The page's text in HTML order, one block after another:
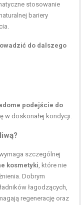
stosowanie
bariery
do dalszego
podejście do
w doskonałej kondycji.
szczególnej
kosmetyki, które nie
Dobrym
łagodzących,
regenerację oraz